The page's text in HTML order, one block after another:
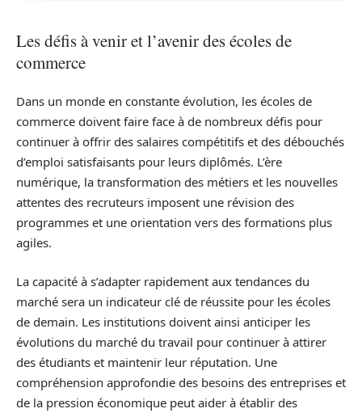
Les défis à venir et l’avenir des écoles de
commerce
Dans un monde en constante évolution, les écoles de
commerce doivent faire face à de nombreux défis pour
continuer à offrir des salaires compétitifs et des débouchés
d’emploi satisfaisants pour leurs diplômés. L’ère
numérique, la transformation des métiers et les nouvelles
attentes des recruteurs imposent une révision des
programmes et une orientation vers des formations plus
agiles.
La capacité à s’adapter rapidement aux tendances du
marché sera un indicateur clé de réussite pour les écoles
de demain. Les institutions doivent ainsi anticiper les
évolutions du marché du travail pour continuer à attirer
des étudiants et maintenir leur réputation. Une
compréhension approfondie des besoins des entreprises et
de la pression économique peut aider à établir des